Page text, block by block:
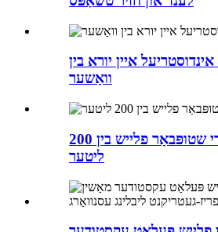
איין יורא בין
וואַשער
עסן מאַשינערי שטופּבאַר פלייש בין 200
ליטער